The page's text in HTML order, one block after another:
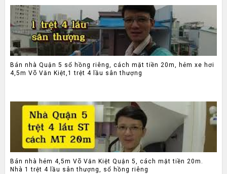
Bán nhà Quận 5 sổ hồng riêng, cách mặt tiền 20m, hẻm xe hơi
4,5m Võ Văn Kiệt,1 trệt 4 lầu sân thượng
Bán nhà hẻm 4,5m Võ Văn Kiệt Quận 5, cách mặt tiền 20m.
Nhà 1 trệt 4 lầu sân thượng, sổ hồng riêng